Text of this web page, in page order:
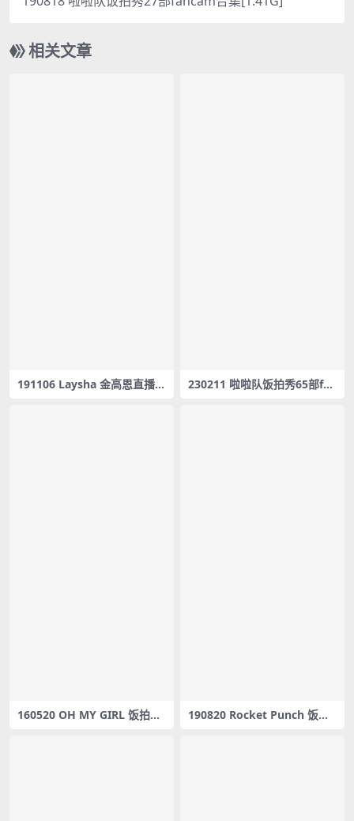
相关文章
191106 Laysha 金高恩直播 [
230211 啦啦队饭拍秀65部fan
160520 OH MY GIRL 饭拍秀
190820 Rocket Punch 饭拍